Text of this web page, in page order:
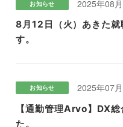
お知らせ 2025年08
8月12日（火）あきた
す。
お知らせ 2025年07
【通勤管理Arvo】DX
た。